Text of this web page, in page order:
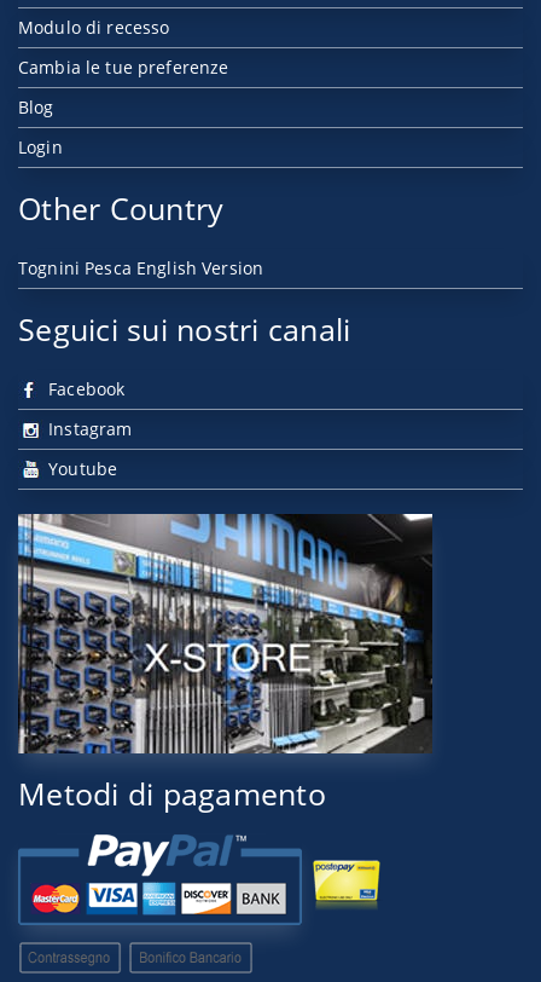
Modulo di recesso
Cambia le tue preferenze
Blog
Login
Other Country
Tognini Pesca English Version
Seguici sui nostri canali
Facebook
Instagram
Youtube
Metodi di pagamento